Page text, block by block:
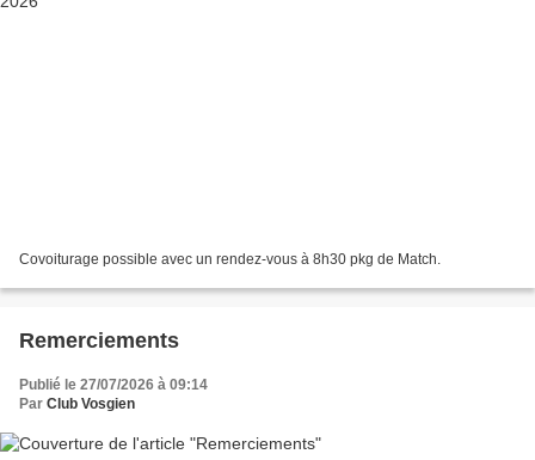
Covoiturage possible avec un rendez-vous à 8h30 pkg de Match.
Remerciements
Publié le 27/07/2026 à 09:14
Par Club Vosgien